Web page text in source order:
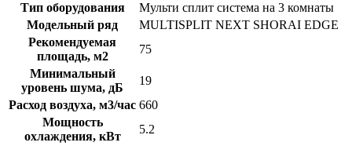
Тип оборудования
Мульти сплит система на 3 комнаты
Модельный ряд
MULTISPLIT NEXT SHORAI EDGE
Рекомендуемая
площадь, м2
75
Минимальный
уровень шума, дБ
19
Расход воздуха, м3/час 660
Мощность
охлаждения, кВт
5.2